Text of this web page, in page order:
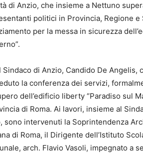
di Anzio, che insieme a Nettuno
politici in Provincia, Regione
per la messa in sicurezza
Sindaco di Anzio, Candido De Angelis,
la conferenza dei servizi,
dell’edificio liberty “Paradiso sul
di Roma. Ai lavori, insieme al
sono intervenuti la Soprintendenza
di Roma, il Dirigente dell’Istituto
arch. Flavio Vasoli, impegnato a